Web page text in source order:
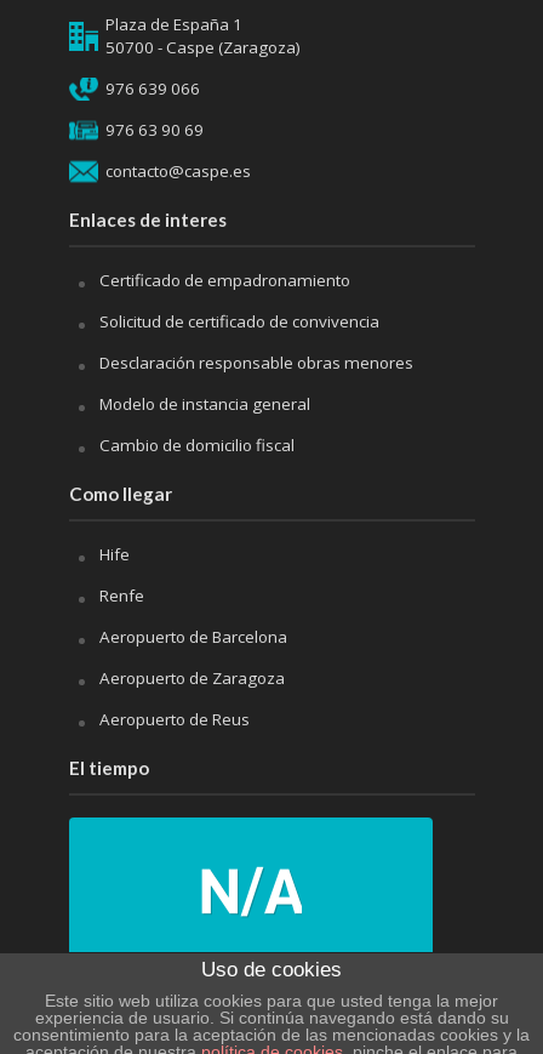
Plaza de España 1
50700 - Caspe (Zaragoza)
976 639 066
976 63 90 69
contacto@caspe.es
Enlaces de interes
Certificado de empadronamiento
Solicitud de certificado de convivencia
Desclaración responsable obras menores
Modelo de instancia general
Cambio de domicilio fiscal
Como llegar
Hife
Renfe
Aeropuerto de Barcelona
Aeropuerto de Zaragoza
Aeropuerto de Reus
El tiempo
N/A
N/A
Uso de cookies
Este sitio web utiliza cookies para que usted tenga la mejor
experiencia de usuario. Si continúa navegando está dando su
consentimiento para la aceptación de las mencionadas cookies y la